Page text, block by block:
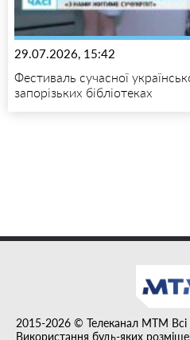
29.07.2026, 15:42
Фестиваль сучасної
запорізьких бібліотеках
2015-2026 © Телеканал MTM Всі
Використання будь-яких